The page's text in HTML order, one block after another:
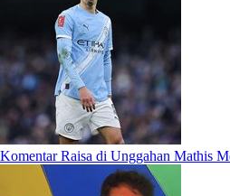
Komentar Raisa di Unggahan Mathis